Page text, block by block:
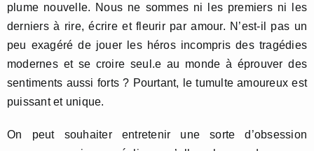
plume nouvelle. Nous ne sommes ni les premiers ni les
derniers à rire, écrire et fleurir par amour. N’est-il pas un
peu exagéré de jouer les héros incompris des tragédies
modernes et se croire seul.e au monde à éprouver des
sentiments aussi forts ? Pourtant, le tumulte amoureux est
puissant et unique.
On peut souhaiter entretenir une sorte d’obsession